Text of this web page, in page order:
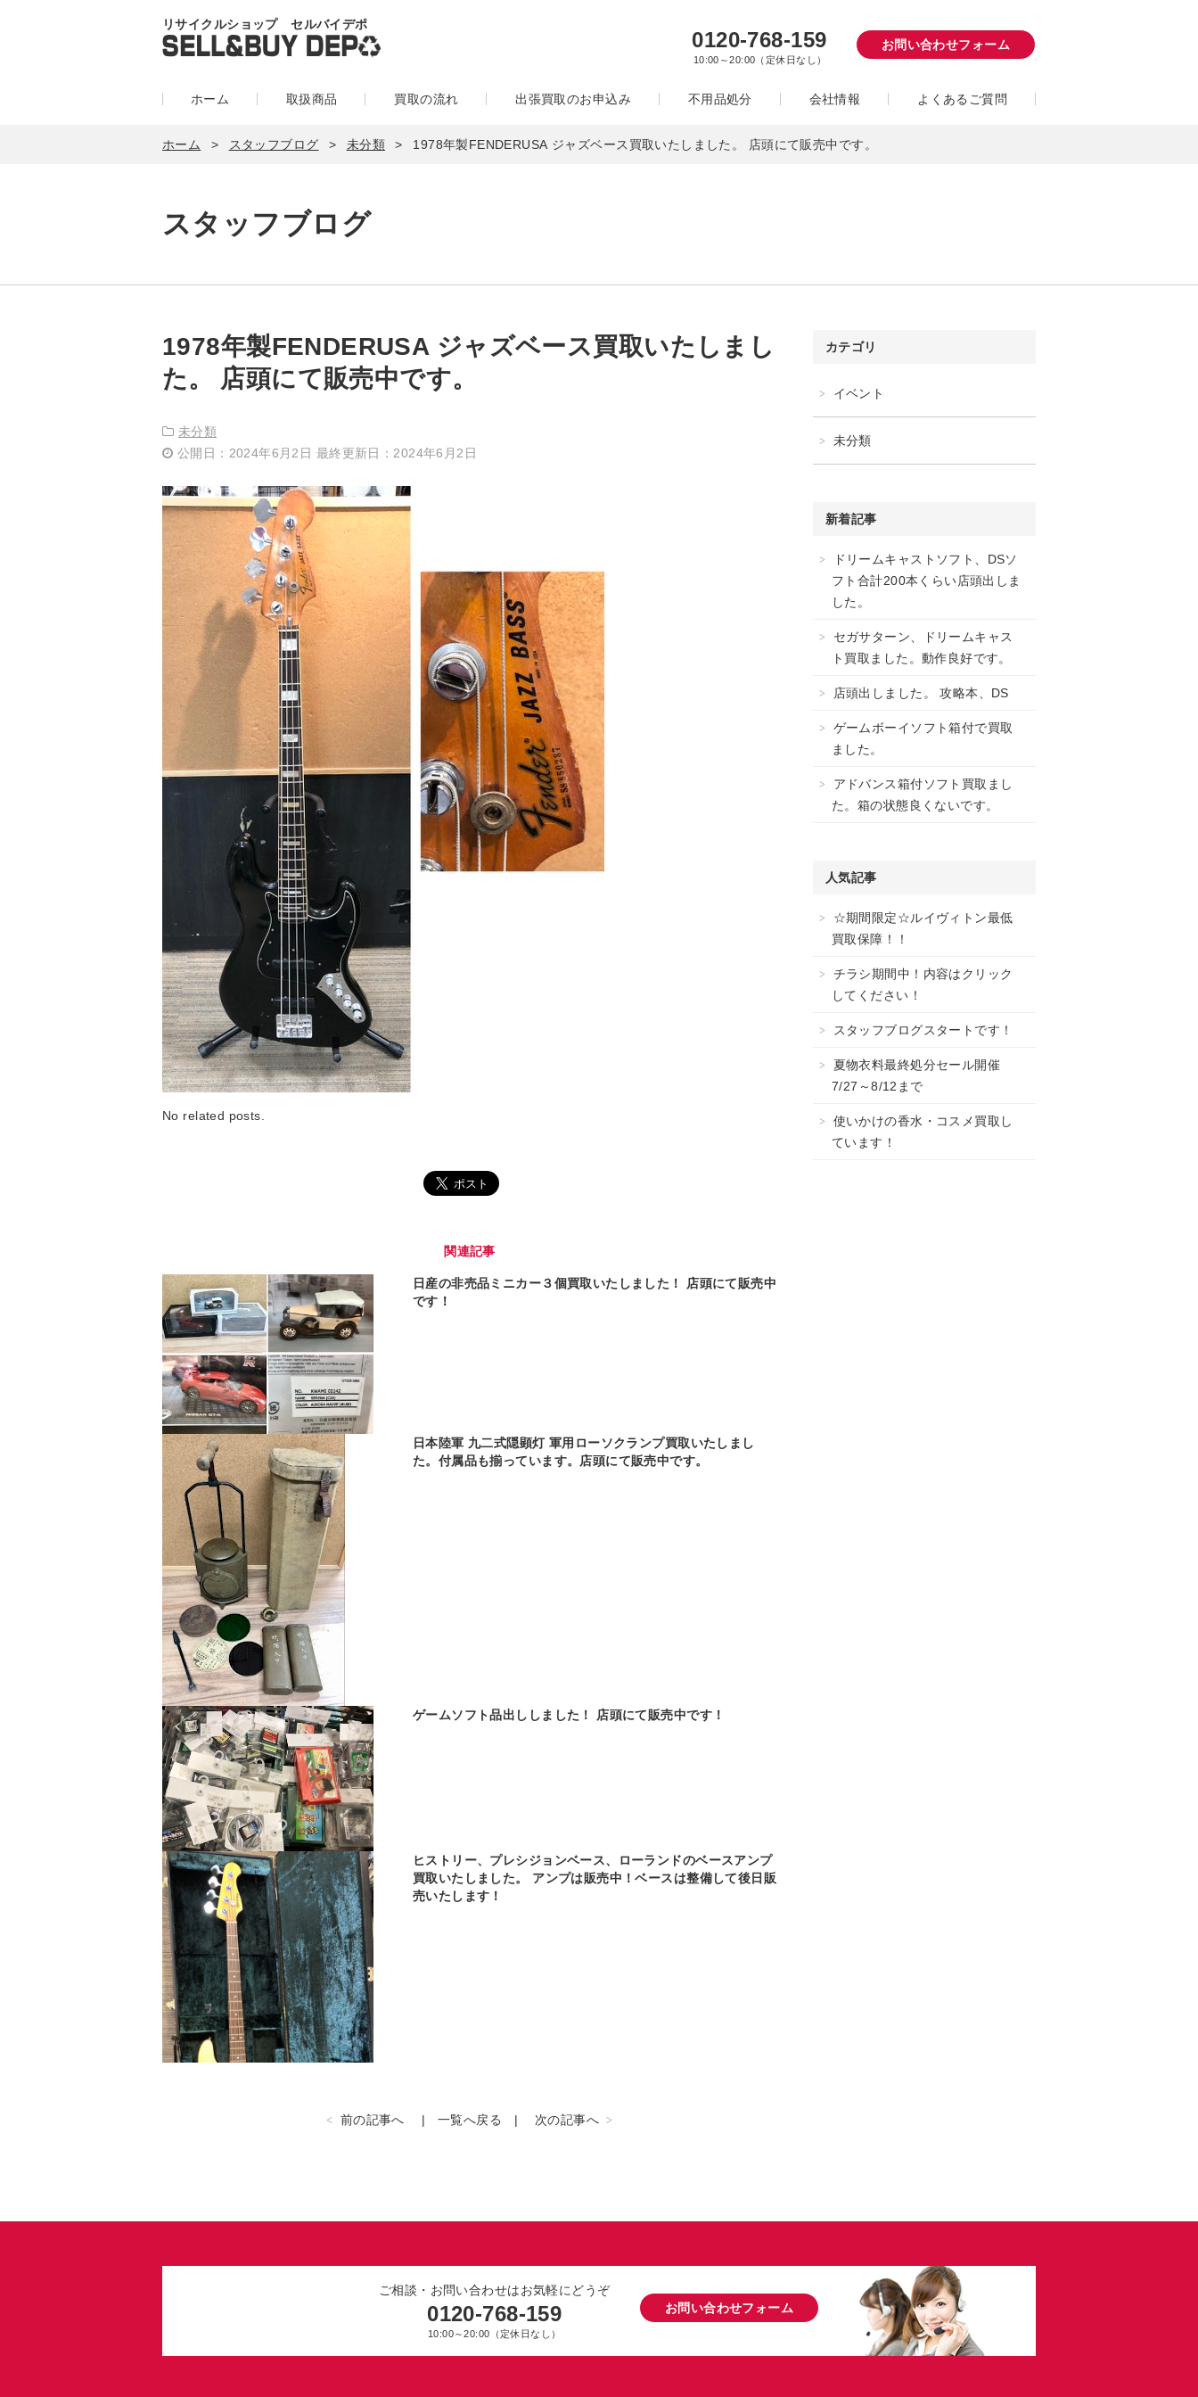
リサイクルショップ セルバイデポ
0120-768-159
10:00～20:00（定休日なし）
お問い合わせフォーム
ホーム 取扱商品 買取の流れ 出張買取のお申込み 不用品処分 会社情報 よくあるご質問
ホーム スタッフブログ 未分類 1978年製FENDERUSA ジャズベース買取いたしました。 店頭にて販売中です。
スタッフブログ
1978年製FENDERUSA ジャズベース買取いたしまし
た。 店頭にて販売中です。
未分類
公開日：2024年6月2日 最終更新日： 2024年6月2日
No related posts.
関連記事
日産の非売品ミニカー３個買取いたしました！ 店頭にて販売中
です！
日本陸軍 九二式隠顕灯 軍用ローソクランプ買取いたしまし
た。付属品も揃っています。店頭にて販売中です。
ゲームソフト品出ししました！ 店頭にて販売中です！
ヒストリー、プレシジョンベース、ローランドのベースアンプ
買取いたしました。 アンプは販売中！ベースは整備して後日販
売いたします！
前の記事へ 一覧へ戻る 次の記事へ
カテゴリ
イベント
未分類
新着記事
ドリームキャストソフト、DSソ
フト合計200本くらい店頭出しま
した。
セガサターン、ドリームキャス
ト買取ました。動作良好です。
店頭出しました。 攻略本、DS
ゲームボーイソフト箱付で買取
ました。
アドバンス箱付ソフト買取まし
た。箱の状態良くないです。
人気記事
☆期間限定☆ルイヴィトン最低
買取保障！！
チラシ期間中！内容はクリック
してください！
スタッフブログスタートです！
夏物衣料最終処分セール開催
7/27～8/12まで
使いかけの香水・コスメ買取し
ています！
ご相談・お問い合わせはお気軽にどうぞ
0120-768-159
10:00～20:00（定休日なし）
お問い合わせフォーム